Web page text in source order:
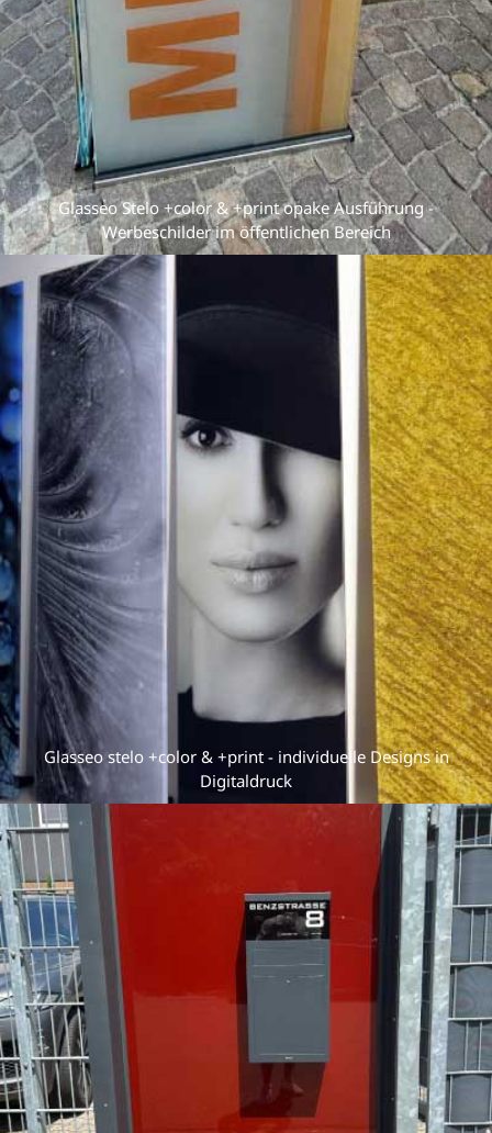
Glasseo Stelo +color & +print opake Ausführung -
Werbeschilder im öffentlichen Bereich
Glasseo stelo +color & +print - individuelle Designs in
Digitaldruck